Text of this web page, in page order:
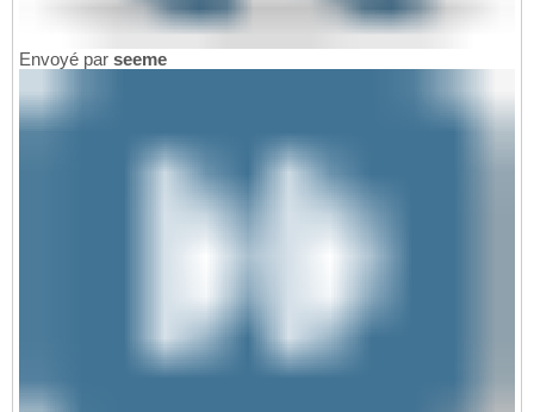
Envoyé par seeme